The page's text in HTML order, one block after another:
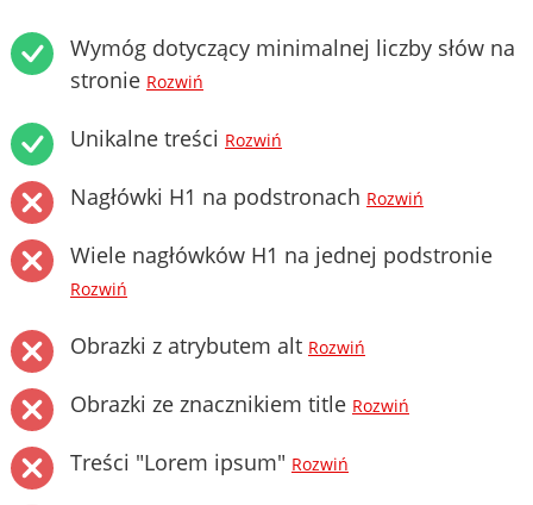
Wymóg dotyczący minimalnej liczby słów na
stronie Rozwiń
Unikalne treści Rozwiń
Nagłówki H1 na podstronach Rozwiń
Wiele nagłówków H1 na jednej podstronie
Rozwiń
Obrazki z atrybutem alt Rozwiń
Obrazki ze znacznikiem title Rozwiń
Treści "Lorem ipsum" Rozwiń